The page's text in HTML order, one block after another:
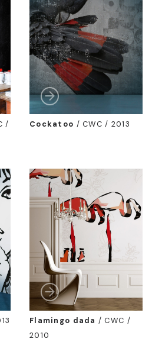
/
Cockatoo /CWC / 2013
Flamingo dada /CWC /
2010